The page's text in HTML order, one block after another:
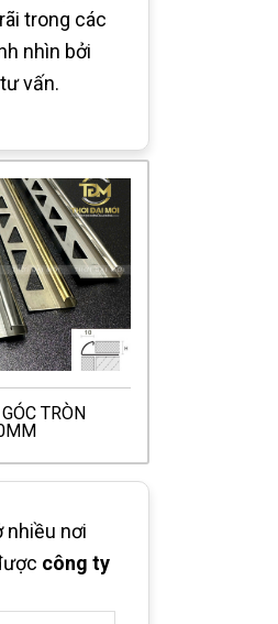
trong các
nhìn bởi
vấn.
TRÒN
nhiều nơi
công ty